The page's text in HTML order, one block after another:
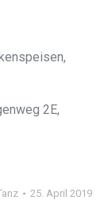
2E,
25. April 2019